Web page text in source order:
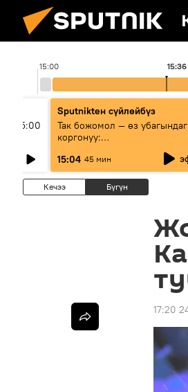
15:00 15:36
15:00
Sputnikteн сүйлөйбүз
Так божомол — өз
коргонуу:
гидрометеорологиялык
кантип өркүндөтүлүүдө
15:04 45 мин
Кечээ Бүгүн
17:20